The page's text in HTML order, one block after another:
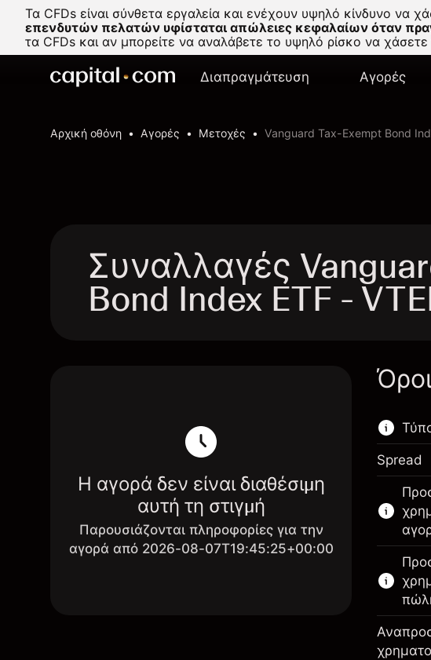
Τα CFDs είναι σύνθετα εργαλεία και ενέχουν υψηλό κίνδυνο να
επενδυτών πελατών υφίσταται απώλειες κεφαλαίων όταν
τα CFDs και αν μπορείτε να αναλάβετε το υψηλό ρίσκο να
Διαπραγμάτευση Αγορές
Αρχική οθόνη Αγορές Μετοχές Vanguard Tax-Exempt Bond
Συναλλαγές
Bond Index ETF -
Η αγορά δεν είναι διαθέσιμη
αυτή τη στιγμή
Παρουσιάζονται πληροφορίες για την
αγορά από 2026-08-07T19:45:25+00:00
Αυτή
CFDs
Spread